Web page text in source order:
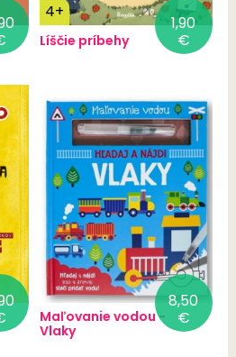
4+
1,90
€
Líščie príbehy
8,50
€
Maľovanie vodou -
Vlaky